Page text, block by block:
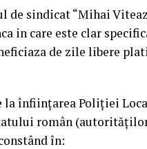
de sindicat “Mihai
in care este clar
de zile libere
la înființarea Poliției
român
în: